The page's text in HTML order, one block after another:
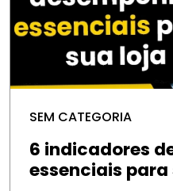
SEM CATEGORIA
6 indicadores
essenciais para